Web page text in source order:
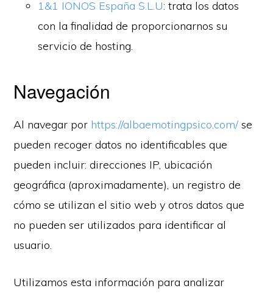
1&1 IONOS España S.L.U: trata los datos
con la finalidad de proporcionarnos su
servicio de hosting.
Navegación
Al navegar por https://albaemotingpsico.com/se
pueden recoger datos no identificables que
pueden incluir: direcciones IP, ubicación
geográfica (aproximadamente), un registro de
cómo se utilizan el sitio web y otros datos que
no pueden ser utilizados para identificar al
usuario.
Utilizamos esta información para analizar